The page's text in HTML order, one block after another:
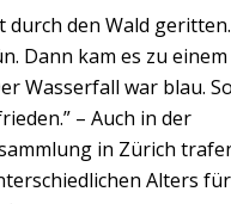
durch den Wald
Dann kam es zu einem
Wasserfall war blau.
– Auch in der
in Zürich
Alters